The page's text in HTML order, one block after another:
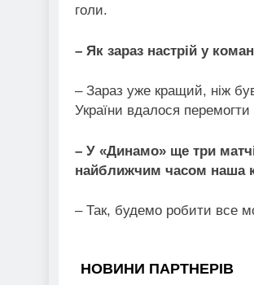
голи.
– Як зараз настрій у
– Зараз уже кращий, ніж
України вдалося перемогти
– У «Динамо» ще три
найближчим часом наша
– Так, будемо робити все